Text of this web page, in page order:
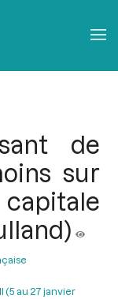
de
sur
(5 au 27 janvier